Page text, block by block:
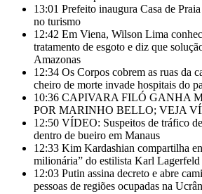
13:01 Prefeito inaugura Casa de
no turismo
12:42 Em Viena, Wilson Lima
tratamento de esgoto e diz que
Amazonas
12:34 Os Corpos cobrem as ruas da
cheiro de morte invade hospitais do
10:36 CAPIVARA FILÓ GANHA
POR MARINHO BELLO; VEJA
12:50 VÍDEO: Suspeitos de tráfico
dentro de bueiro em Manaus
12:33 Kim Kardashian compartilha
milionária” do estilista Karl Lagerfeld
12:03 Putin assina decreto e abre
pessoas de regiões ocupadas na